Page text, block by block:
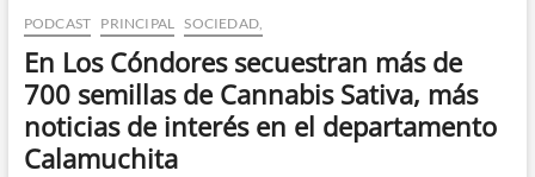
m
e
n
PODCAST PRINCIPAL SOCIEDAD,
En Los Cóndores secuestran más de
700 semillas de Cannabis Sativa, más
noticias de interés en el departamento
Calamuchita